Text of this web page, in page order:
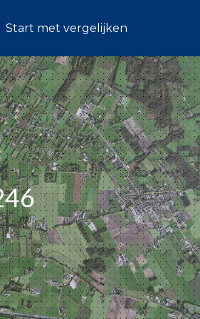
Start met vergelijken